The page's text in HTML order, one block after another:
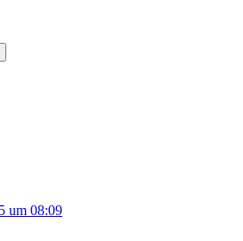
um 08:09